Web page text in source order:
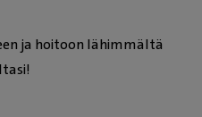
ja hoitoon lähimmältä